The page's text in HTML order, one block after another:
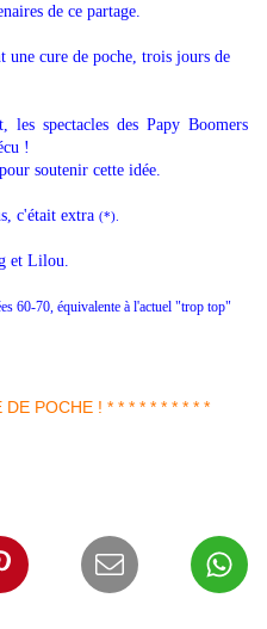
de ce partage.
cure de poche, trois jours de
les spectacles des Papy Boomers
!
soutenir cette idée.
c'était extra (*).
et Lilou.
60-70, équivalente à l'actuel "trop top"